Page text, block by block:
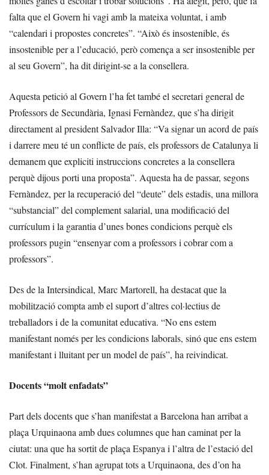
falta que el Govern hi vagi amb la mateixa voluntat, i amb
“calendari i propostes concretes”. “Això és insostenible, és
insostenible per a l’educació, però comença a ser insostenible per
al seu Govern”, ha dit dirigint-se a la consellera.
Aquesta petició al Govern l’ha fet també el secretari general de
Professors de Secundària, Ignasi Fernàndez, que s’ha dirigit
directament al president Salvador Illa: “Va signar un acord de país
i darrere meu té un conflicte de país, els professors de Catalunya li
demanem que expliciti instruccions concretes a la consellera
perquè dijous porti una proposta”. Aquesta ha de passar, segons
Fernàndez, per la recuperació del “deute” dels estadis, una millora
“substancial” del complement salarial, una modificació del
currículum i la garantia d’unes bones condicions perquè els
professors pugin “ensenyar com a professors i cobrar com a
professors”.
Des de la Intersindical, Marc Martorell, ha destacat que la
mobilització compta amb el suport d’altres col·lectius de
treballadors i de la comunitat educativa. “No ens estem
manifestant només per les condicions laborals, sinó que ens estem
manifestant i lluitant per un model de país”, ha reivindicat.
Docents “molt enfadats”
Part dels docents que s’han manifestat a Barcelona han arribat a
plaça Urquinaona amb dues columnes que han caminat per la
ciutat: una que ha sortit de plaça Espanya i l’altra de l’estació del
Clot. Finalment, s’han agrupat tots a Urquinaona, des d’on ha